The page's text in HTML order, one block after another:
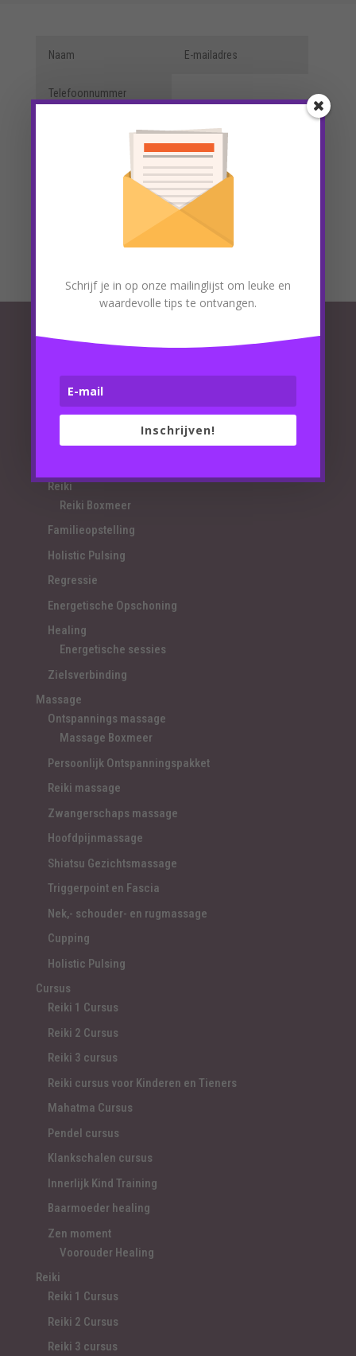
6 + 3=
e
Pagina’s
Home
Aanbieding
Behandelingen
Reiki
Reiki Boxmeer
Familieopstelling
Holistic Pulsing
Regressie
Energetische Opschoning
Healing
Energetische sessies
Zielsverbinding
Massage
Ontspannings massage
Massage Boxmeer
Persoonlijk Ontspanningspakket
Reiki massage
Zwangerschaps massage
Hoofdpijnmassage
Shiatsu Gezichtsmassage
Triggerpoint en Fascia
Nek,- schouder- en rugmassage
Cupping
Holistic Pulsing
Cursus
Reiki 1 Cursus
Reiki 2 Cursus
Reiki 3 cursus
Reiki cursus voor Kinderen en Tieners
Mahatma Cursus
Pendel cursus
Klankschalen cursus
Innerlijk Kind Training
Baarmoeder healing
Zen moment
Voorouder Healing
Reiki
Reiki 1 Cursus
Reiki 2 Cursus
Reiki 3 cursus
Schrijf je in op onze mailinglijst om leuke en
waardevolle tips te ontvangen.
Inschrijven!